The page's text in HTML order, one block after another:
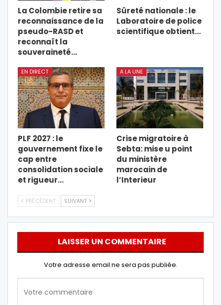
La Colombie retire sa
reconnaissance de la
pseudo-RASD et
reconnaît la
souveraineté…
Sûreté nationale : le
Laboratoire de police
scientifique obtient…
EN DIRECT
PLF 2027 : le
gouvernement fixe le
cap entre
consolidation sociale
et rigueur…
A LA UNE
Crise migratoire à
Sebta: mise u point
du ministère
marocain de
l’Interieur
PRÉCÉDENT SUIVANT
LAISSER UN COMMENTAIRE
Votre adresse email ne sera pas publiée.